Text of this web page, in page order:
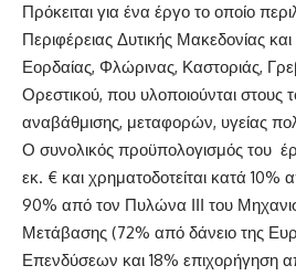
Πρόκειται για ένα έργο το οποίο
Περιφέρειας Δυτικής Μακεδονίας
Εορδαίας, Φλώρινας, Καστοριάς,
Ορεστικού, που υλοποιούνται στους
αναβάθμισης, μεταφορών, υγείας
Ο συνολικός προϋπολογισμός του
εκ. € και χρηματοδοτείται κατά 10%
90% από τον Πυλώνα ΙΙΙ του
Μετάβασης (72% από δάνειο της
Επενδύσεων και 18% επιχορήγηση